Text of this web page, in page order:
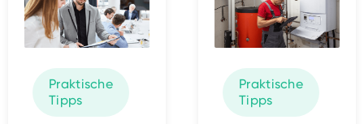
Praktische
Tipps
Praktische
Tipps